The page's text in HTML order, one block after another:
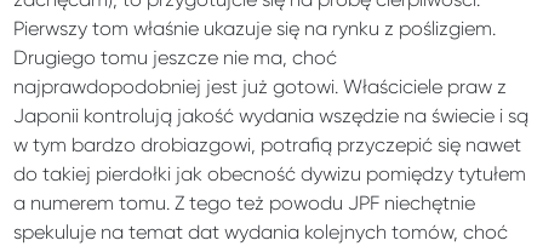
Pierwszy tom właśnie ukazuje się na rynku z poślizgiem.
Drugiego tomu jeszcze nie ma, choć
najprawdopodobniej jest już gotowi. Właściciele praw z
Japonii kontrolują jakość wydania wszędzie na świecie i są
w tym bardzo drobiazgowi, potrafią przyczepić się nawet
do takiej pierdołki jak obecność dywizu pomiędzy tytułem
a numerem tomu. Z tego też powodu JPF niechętnie
spekuluje na temat dat wydania kolejnych tomów, choć